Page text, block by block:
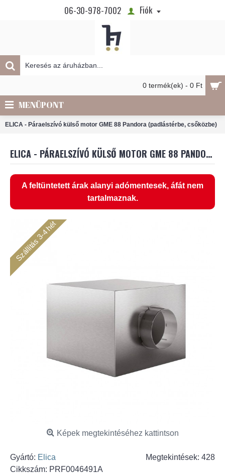
06-30-978-7002 Fiók
0 termék(ek) - 0 Ft
MENÜPONT
ELICA - Páraelszívó külső motor GME 88 Pandora (padlástérbe, csőközbe)
ELICA - PÁRAELSZÍVÓ KÜLSŐ MOTOR GME 88 PANDORA (PADLÁSTÉRBE, CSŐKÖZBE)
A feltüntetett árak alanyi adómentesek, áfát nem
tartalmaznak.
Szállítás 3-4 hét
Képek megtekintéséhez kattintson
Megtekintések: 428
Gyártó: Elica
Cikkszám: PRF0046491A